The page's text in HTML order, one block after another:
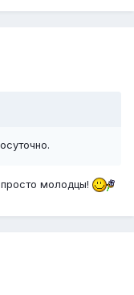
молодцы!